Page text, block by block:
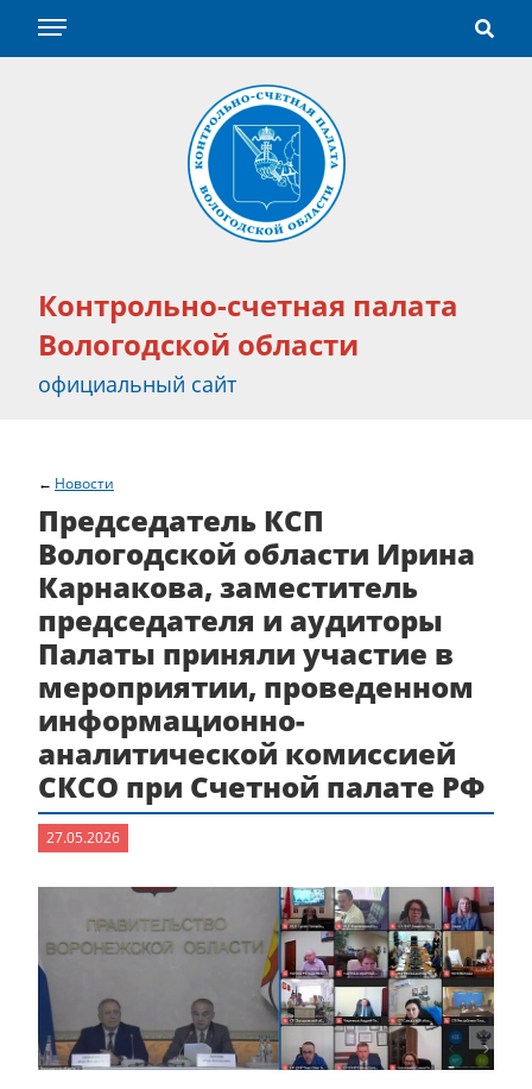
Контрольно-счетная палата
Вологодской области
официальный сайт
Новости
Председатель КСП
Вологодской области Ирина
Карнакова, заместитель
председателя и аудиторы
Палаты приняли участие в
мероприятии, проведенном
информационно-
аналитической комиссией
СКСО при Счетной палате РФ
27.05.2026